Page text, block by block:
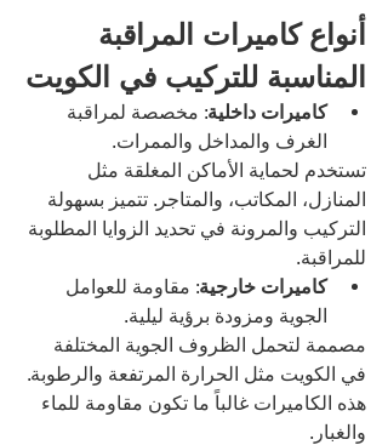
أنواع كاميرات المراقبة
المناسبة للتركيب في الكويت
كاميرات داخلية: مخصصة لمراقبة
الغرف والمداخل والممرات.
تستخدم لحماية الأماكن المغلقة مثل
المنازل، المكاتب، والمتاجر. تتميز بسهولة
التركيب والمرونة في تحديد الزوايا المطلوبة
للمراقبة.
كاميرات خارجية: مقاومة للعوامل
الجوية ومزودة برؤية ليلية.
مصممة لتحمل الظروف الجوية المختلفة
في الكويت مثل الحرارة المرتفعة والرطوبة.
هذه الكاميرات غالباً ما تكون مقاومة للماء
والغبار.